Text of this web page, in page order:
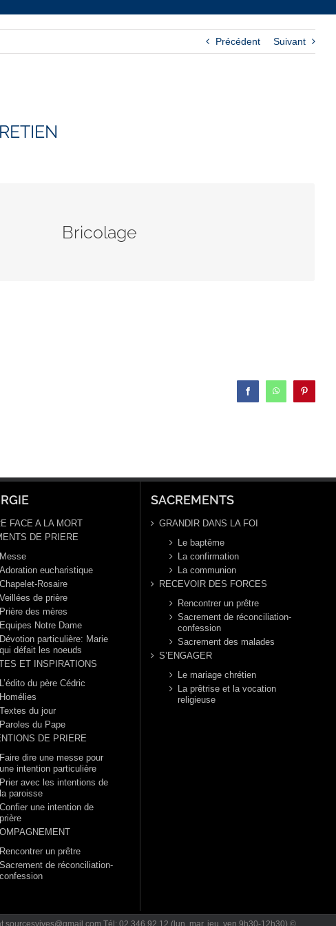
Précédent Suivant
Bricolage
FacebookWhatsApp
FACE A LA MORT
DE PRIERE
Messe
Adoration eucharistique
Chapelet-Rosaire
Veillées de prière
Prière des mères
Equipes Notre Dame
Dévotion particulière: Marie
qui défait les noeuds
ET INSPIRATIONS
L’édito du père Cédric
Homélies
Textes du jour
Paroles du Pape
DE PRIERE
Faire dire une messe pour
une intention particulière
Prier avec les intentions de
la paroisse
Confier une intention de
prière
Rencontrer un prêtre
Sacrement de réconciliation-
confession
SACREMENTS
GRANDIR DANS LA FOI
Le baptême
La confirmation
La communion
RECEVOIR DES FORCES
Rencontrer un prêtre
Sacrement de réconciliation-
confession
Sacrement des malades
S’ENGAGER
Le mariage chrétien
La prêtrise et la vocation
religieuse
Tél: 02 346 92 12 (lun, mar, jeu, ven 9h30-12h30) ©